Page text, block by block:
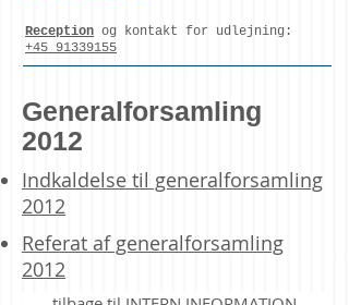
Reception og kontakt for udlejning:
+45 91339155
Generalforsamling
2012
Indkaldelse til generalforsamling
2012
Referat af generalforsamling
2012